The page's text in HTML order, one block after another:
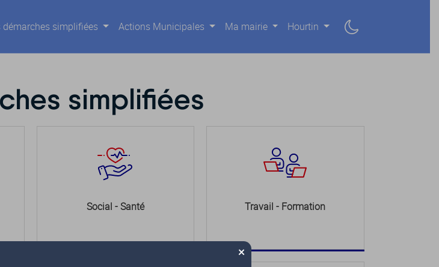
démarches simplifiées Actions Municipales Ma mairie Hourtin
simplifiées
Social - Santé Travail - Formation
×